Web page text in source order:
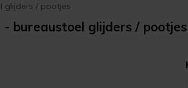
glijders / pootjes
bureaustoel glijders / pootjes